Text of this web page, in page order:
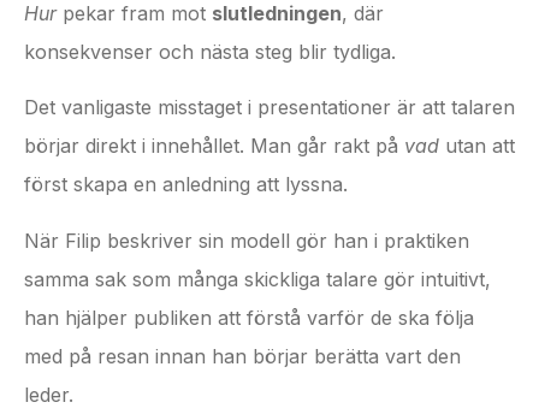
Hurpekar fram mot slutledningen, där
konsekvenser och nästa steg blir tydliga.
Det vanligaste misstaget i presentationer är att talaren
börjar direkt i innehållet. Man går rakt på vad utan att
först skapa en anledning att lyssna.
När Filip beskriver sin modell gör han i praktiken
samma sak som många skickliga talare gör intuitivt,
han hjälper publiken att förstå varför de ska följa
med på resan innan han börjar berätta vart den
leder.